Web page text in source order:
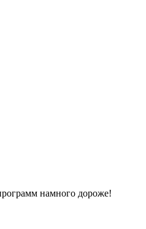
намного дороже!